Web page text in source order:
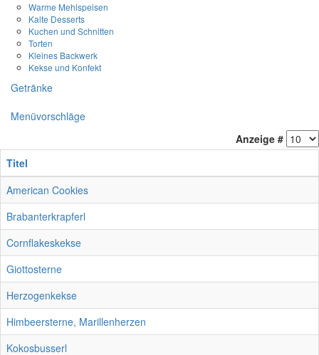
Warme Mehlspeisen
Kalte Desserts
Kuchen und Schnitten
Torten
Kleines Backwerk
Kekse und Konfekt
Getränke
Menüvorschläge
Anzeige #
Titel
American Cookies
Brabanterkrapferl
Cornflakeskekse
Giottosterne
Herzogenkekse
Himbeersterne, Marillenherzen
Kokosbusserl